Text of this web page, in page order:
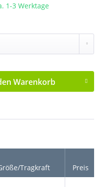
1-3 Werktage
Warenkorb
Tragkraft Preis